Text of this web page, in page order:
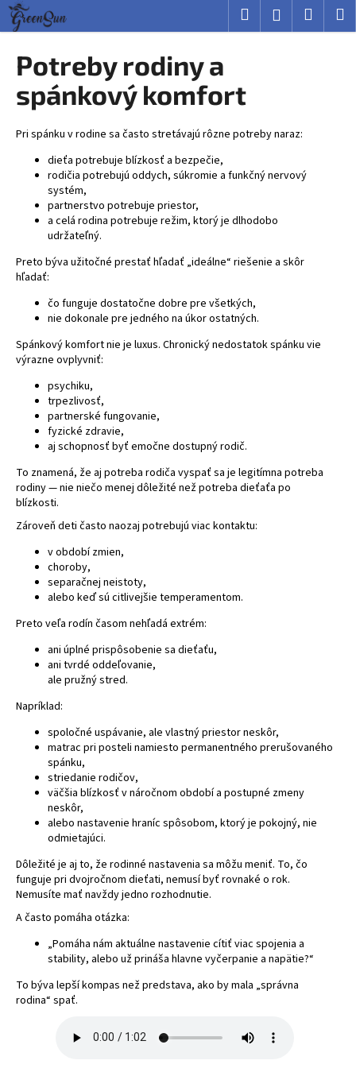
Prejsť
obsah
Hľadať Prihlásenie
Potreby rodiny a
spánkový komfort
Pri spánku v rodine sa často stretávajú rôzne potreby naraz:
dieťa potrebuje blízkosť a bezpečie,
rodičia potrebujú oddych, súkromie a funkčný nervový
systém,
partnerstvo potrebuje priestor,
a celá rodina potrebuje režim, ktorý je dlhodobo
udržateľný.
Preto býva užitočné prestať hľadať „ideálne“ riešenie a skôr
hľadať:
čo funguje dostatočne dobre pre všetkých,
nie dokonale pre jedného na úkor ostatných.
Spánkový komfort nie je luxus. Chronický nedostatok spánku vie
výrazne ovplyvniť:
psychiku,
trpezlivosť,
partnerské fungovanie,
fyzické zdravie,
aj schopnosť byť emočne dostupný rodič.
To znamená, že aj potreba rodiča vyspať sa je legitímna potreba
rodiny — nie niečo menej dôležité než potreba dieťaťa po
blízkosti.
Zároveň deti často naozaj potrebujú viac kontaktu:
v období zmien,
choroby,
separačnej neistoty,
alebo keď sú citlivejšie temperamentom.
Preto veľa rodín časom nehľadá extrém:
ani úplné prispôsobenie sa dieťaťu,
ani tvrdé oddeľovanie,
ale pružný stred.
Napríklad:
spoločné uspávanie, ale vlastný priestor neskôr,
matrac pri posteli namiesto permanentného prerušovaného
spánku,
striedanie rodičov,
väčšia blízkosť v náročnom období a postupné zmeny
neskôr,
alebo nastavenie hraníc spôsobom, ktorý je pokojný, nie
odmietajúci.
Dôležité je aj to, že rodinné nastavenia sa môžu meniť. To, čo
funguje pri dvojročnom dieťati, nemusí byť rovnaké o rok.
Nemusíte mať navždy jedno rozhodnutie.
A často pomáha otázka:
„Pomáha nám aktuálne nastavenie cítiť viac spojenia a
stability, alebo už prináša hlavne vyčerpanie a napätie?“
To býva lepší kompas než predstava, ako by mala „správna
rodina“ spať.
K
o
Č
o
p
u
j
e
n